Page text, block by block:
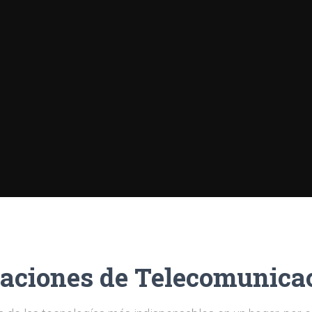
de